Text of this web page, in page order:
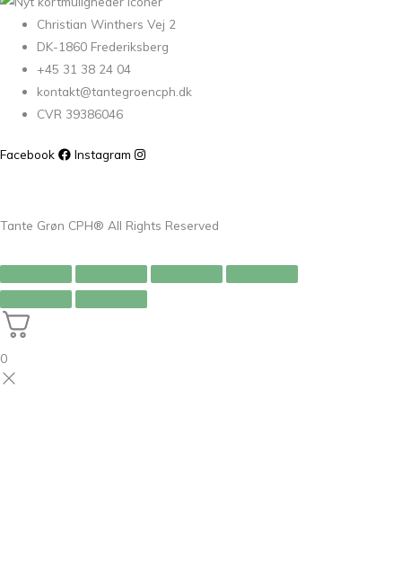
Christian Winthers Vej 2
DK-1860 Frederiksberg
+45 31 38 24 04
kontakt@tantegroencph.dk
CVR 39386046
Facebook Instagram
Tante Grøn CPH® All Rights Reserved
0